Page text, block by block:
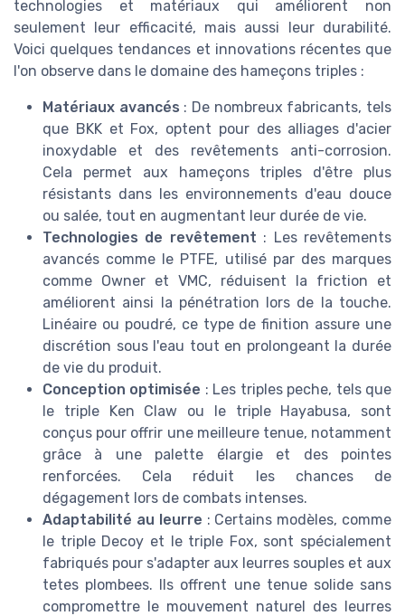
technologies et matériaux qui améliorent non
seulement leur efficacité, mais aussi leur durabilité.
Voici quelques tendances et innovations récentes que
l'on observe dans le domaine des hameçons triples :
Matériaux avancés : De nombreux fabricants, tels
que BKK et Fox, optent pour des alliages d'acier
inoxydable et des revêtements anti-corrosion.
Cela permet aux hameçons triples d'être plus
résistants dans les environnements d'eau douce
ou salée, tout en augmentant leur durée de vie.
Technologies de revêtement : Les revêtements
avancés comme le PTFE, utilisé par des marques
comme Owner et VMC, réduisent la friction et
améliorent ainsi la pénétration lors de la touche.
Linéaire ou poudré, ce type de finition assure une
discrétion sous l'eau tout en prolongeant la durée
de vie du produit.
Conception optimisée : Les triples peche, tels que
le triple Ken Claw ou le triple Hayabusa, sont
conçus pour offrir une meilleure tenue, notamment
grâce à une palette élargie et des pointes
renforcées. Cela réduit les chances de
dégagement lors de combats intenses.
Adaptabilité au leurre : Certains modèles, comme
le triple Decoy et le triple Fox, sont spécialement
fabriqués pour s'adapter aux leurres souples et aux
tetes plombees. Ils offrent une tenue solide sans
compromettre le mouvement naturel des leurres